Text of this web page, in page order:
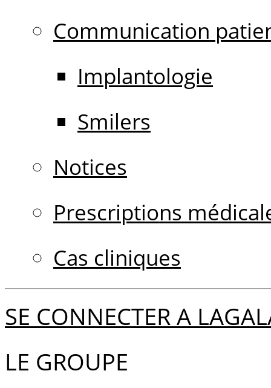
Communication
Implantologie
Smilers
Notices
Prescriptions
Cas cliniques
SE CONNECTER A
LE GROUPE